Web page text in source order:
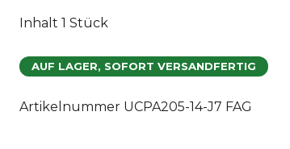
Inhalt 1 Stück
AUF LAGER, SOFORT VERSANDFERTIG
Artikelnummer UCPA205-14-J7 FAG